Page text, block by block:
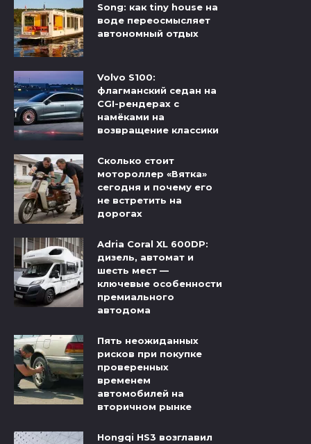
Song: как tiny house на
воде переосмысляет
автономный отдых
Volvo S100:
флагманский седан на
CGI-рендерах с
намёками на
возвращение классики
Сколько стоит
мотороллер «Вятка»
сегодня и почему его
не встретить на
дорогах
Adria Coral XL 600DP:
дизель, автомат и
шесть мест —
ключевые особенности
премиального
автодома
Пять неожиданных
рисков при покупке
проверенных
временем
автомобилей на
вторичном рынке
Hongqi HS3 возглавил